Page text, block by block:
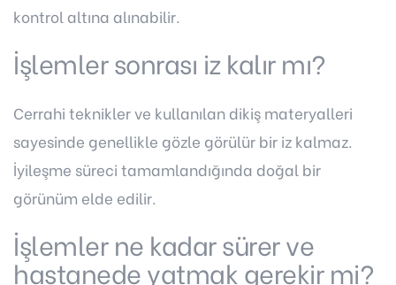
kontrol altına alınabilir.
İşlemler sonrası iz kalır mı?
Cerrahi teknikler ve kullanılan dikiş materyalleri
sayesinde genellikle gözle görülür bir iz kalmaz.
İyileşme süreci tamamlandığında doğal bir
görünüm elde edilir.
İşlemler ne kadar sürer ve
hastanede yatmak gerekir mi?